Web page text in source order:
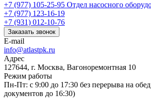
+7 (977) 105-25-95 Отдел насосного
+7 (977) 123-16-19
+7 (931) 012-10-76
Заказать звонок
E-mail
info@atlastpk.ru
Адрес
127644, г. Москва, Вагоноремонтная 10
Режим работы
Пн-Пт: с 9:00 до 17:30 без перерыва на
документов до 16:30)